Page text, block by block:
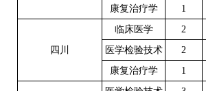
康复治疗学
1
四川
临床医学 2
医学检验技术
2
康复治疗学
1